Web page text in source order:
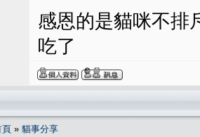
感恩的是貓咪不排
吃了
頁 » 貓事分享